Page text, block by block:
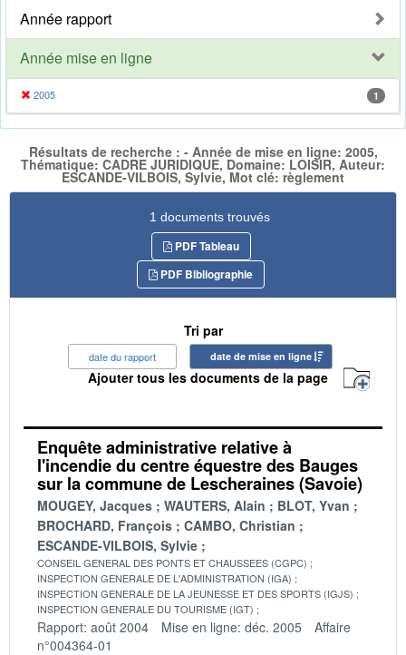
Année rapport
Année mise en ligne
2005 1
Résultats de recherche : - Année de mise en ligne: 2005,
Thématique: CADRE JURIDIQUE, Domaine: LOISIR, Auteur:
ESCANDE-VILBOIS, Sylvie, Mot clé: règlement
1 documents trouvés
PDF Tableau
PDF Bibliographie
Tri par
date du rapport date de mise en ligne
Ajouter tous les documents de la page
Enquête administrative relative à
l'incendie du centre équestre des Bauges
sur la commune de Lescheraines (Savoie)
MOUGEY, Jacques WAUTERS, Alain
BLOT, Yvan
BROCHARD, François
CAMBO, Christian
ESCANDE-VILBOIS, Sylvie
CONSEIL GENERAL DES PONTS ET CHAUSSEES (CGPC)
INSPECTION GENERALE DE L'ADMINISTRATION (IGA)
INSPECTION GENERALE DE LA JEUNESSE ET DES SPORTS (IGJS)
INSPECTION GENERALE DU TOURISME (IGT)
Rapport: août 2004 Mise en ligne: déc. 2005
Affaire
n°004364-01